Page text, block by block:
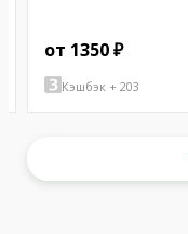
от 1350 ₽
Кэшбэк + 203